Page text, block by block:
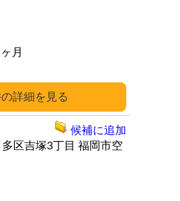
詳細
ヶ月
多区吉塚3丁目 福岡市空
候補に追加